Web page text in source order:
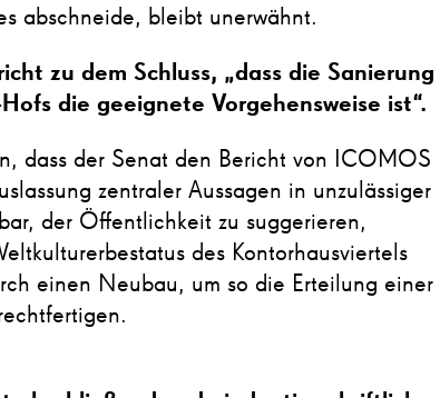
abschneide, bleibt unerwähnt.
zu dem Schluss, „dass die Sanierung
die geeignete Vorgehensweise ist“.
dass der Senat den Bericht von ICOMOS
zentraler Aussagen in unzulässiger
der Öffentlichkeit zu suggerieren,
des Kontorhausviertels
einen Neubau, um so die Erteilung einer